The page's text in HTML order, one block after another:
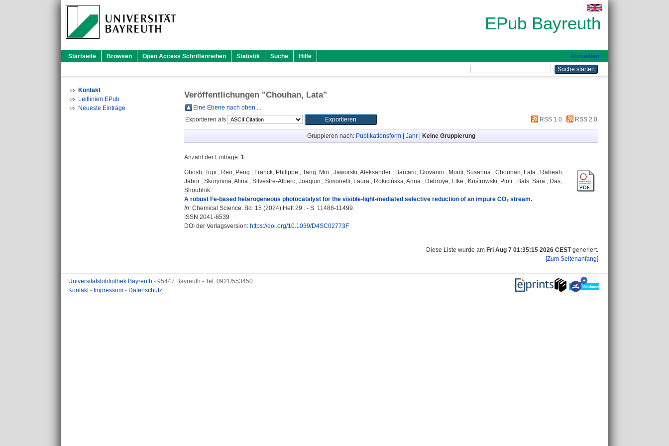
EPub Bayreuth
Startseite Browsen Open Access Schriftenreihen Statistik Suche Hilfe Anmelden
Kontakt
Leitlinien EPub
Neueste Einträge
Veröffentlichungen "Chouhan, Lata"
Eine Ebene nach oben ...
Exportieren als
RSS 1.0 RSS 2.0
Gruppieren nach: Publikationsform Jahr Keine Gruppierung
Anzahl der Einträge: 1.
Ghosh, Topi ; Ren, Peng ; Franck, Philippe ; Tang, Min ; Jaworski, Aleksander ; Barcaro, Giovanni ; Monti, Susanna ; Chouhan, Lata ; Rabeah,
Jabor ; Skorynina, Alina ; Silvestre-Albero, Joaquin ; Simonelli, Laura ; Rokicińska, Anna ; Debroye, Elke ; Kuśtrowski, Piotr ; Bals, Sara ; Das,
Shoubhik:
A robust Fe-based heterogeneous photocatalyst for the visible-light-mediated selective reduction of an impure CO₂ stream.
In: Chemical Science. Bd. 15 (2024) Heft 29 . - S. 11488-11499.
ISSN 2041-6539
DOI der Verlagsversion: https://doi.org/10.1039/D4SC02773F
Diese Liste wurde am Fri Aug 7 01:35:15 2026 CESTgeneriert.
[Zum Seitenanfang]
Universitätsbibliothek Bayreuth - 95447 Bayreuth - Tel. 0921/553450
Kontakt- Impressum - Datenschutz